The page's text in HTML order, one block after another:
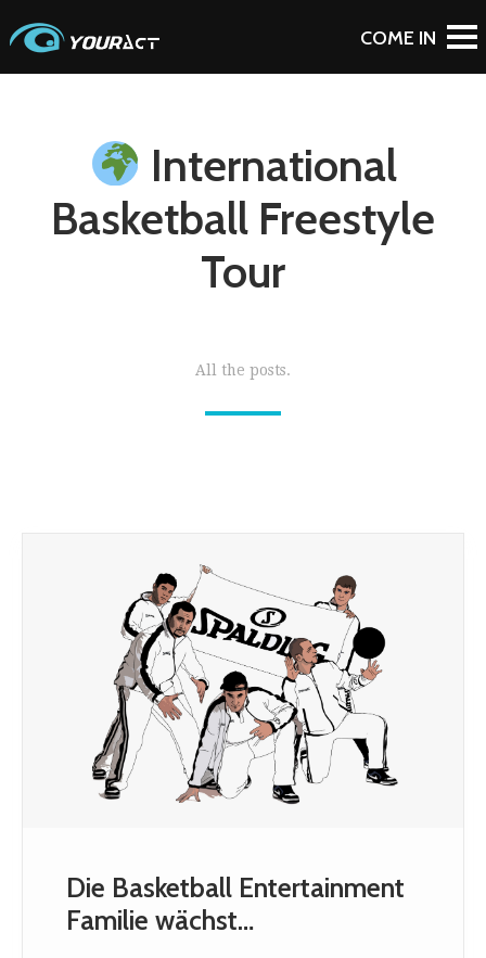
International
Basketball Freestyle
Tour
All the posts.
Die Basketball Entertainment
Familie wächst…